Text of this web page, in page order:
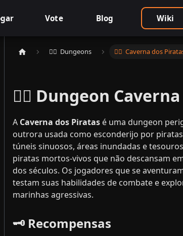
Vote Blog Wiki
🧟‍♂️ ​ Dungeons 🏴‍☠️ ​ Caverna dos
🏴‍☠️ Dungeon
A Caverna dos Piratas é uma dungeon
outrora usada como esconderijo por
túneis sinuosos, áreas inundadas e
piratas mortos-vivos que não descansam
dos séculos. Os jogadores que se
testam suas habilidades de combate e
marinhas agressivas.
🗝️ Recompensas